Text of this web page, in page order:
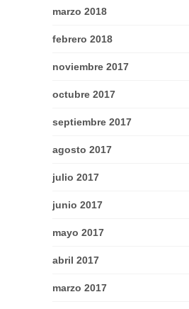
marzo 2018
febrero 2018
noviembre 2017
octubre 2017
septiembre 2017
agosto 2017
julio 2017
junio 2017
mayo 2017
abril 2017
marzo 2017